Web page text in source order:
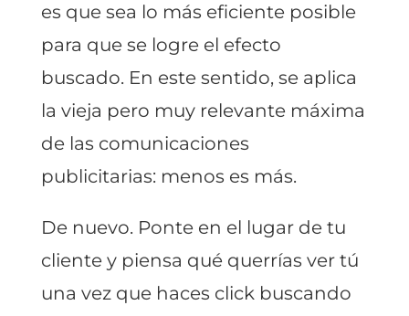
es que sea lo más eficiente posible
para que se logre el efecto
buscado. En este sentido, se aplica
la vieja pero muy relevante máxima
de las comunicaciones
publicitarias: menos es más.
De nuevo. Ponte en el lugar de tu
cliente y piensa qué querrías ver tú
una vez que haces click buscando